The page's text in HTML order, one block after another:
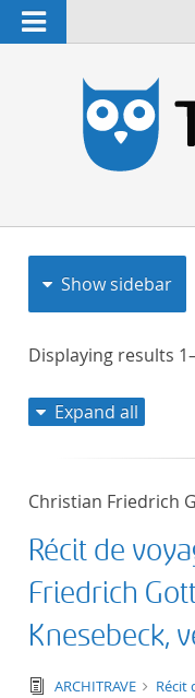
Navigation
Show sidebar
Displaying results
Expand all
Christian Friedrich
Récit de
Friedrich
Knesebeck,
text/
ARCHITRAVE
Récit